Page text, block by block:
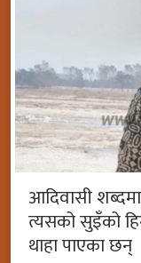
आदिवासी
त्यसको सुइँको
थाहा पाएका छन्